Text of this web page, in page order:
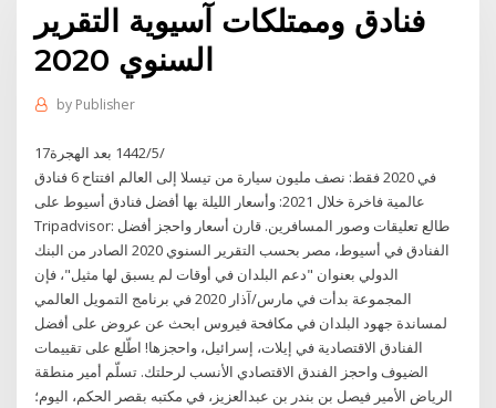
فنادق وممتلكات آسيوية التقرير
السنوي 2020
by Publisher
17‏‏/5‏‏/1442 بعد الهجرة
في 2020 فقط: نصف مليون سيارة من تيسلا إلى العالم افتتاح 6 فنادق
عالمية فاخرة خلال 2021: وأسعار الليلة بها أفضل فنادق أسيوط على
Tripadvisor: طالع تعليقات وصور المسافرين. قارن أسعار واحجز أفضل
الفنادق في أسيوط، مصر بحسب التقرير السنوي 2020 الصادر من البنك
الدولي بعنوان "دعم البلدان في أوقات لم يسبق لها مثيل"، فإن
المجموعة بدأت في مارس/آذار 2020 في برنامج التمويل العالمي
لمساندة جهود البلدان في مكافحة فيروس ابحث عن عروض على أفضل
الفنادق الاقتصادية في إيلات، إسرائيل، واحجزها! اطّلع على تقييمات
الضيوف واحجز الفندق الاقتصادي الأنسب لرحلتك. تسلّم أمير منطقة
الرياض الأمير فيصل بن بندر بن عبدالعزيز، في مكتبه بقصر الحكم، اليوم؛